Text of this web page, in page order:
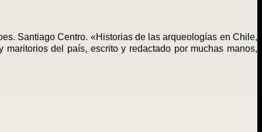
Santiago Centro. «Historias de las arqueologías en Chile,
del país, escrito y redactado por muchas manos,